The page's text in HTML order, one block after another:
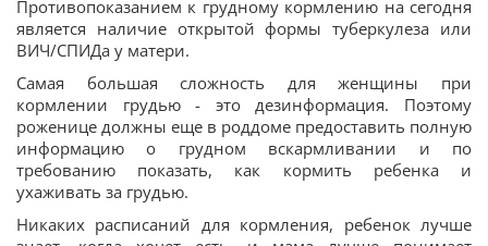
Противопоказанием к грудному кормлению на сегодня
является наличие открытой формы туберкулеза или
ВИЧ/СПИДа у матери.
Самая большая сложность для женщины при
кормлении грудью - это дезинформация. Поэтому
роженице должны еще в роддоме предоставить полную
информацию о грудном вскармливании и по
требованию показать, как кормить ребенка и
ухаживать за грудью.
Никаких расписаний для кормления, ребенок лучше